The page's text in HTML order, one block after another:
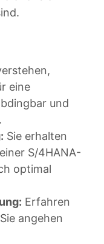
eine
und
Sie erhalten
S/4HANA-
optimal
Erfahren
angehen